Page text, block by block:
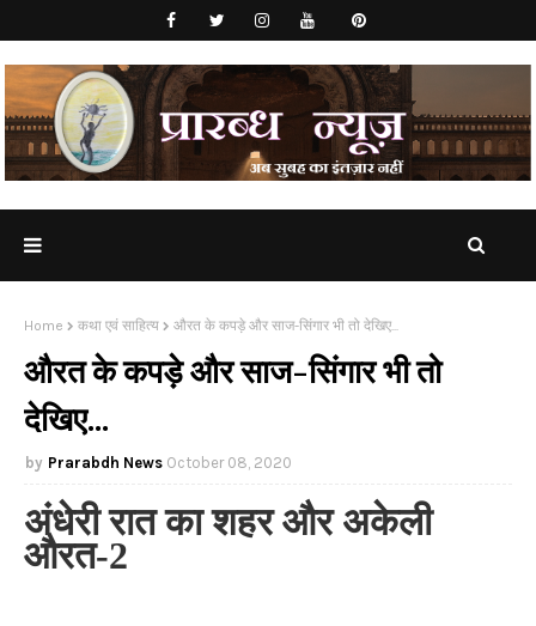
Home कथा एवं साहित्य औरत के कपड़े और साज-सिंगार भी तो देखिए...
औरत के कपड़े और साज-सिंगार भी तो
देखिए...
Prarabdh News October 08, 2020
अंधेरी रात का शहर और अकेली
औरत-2